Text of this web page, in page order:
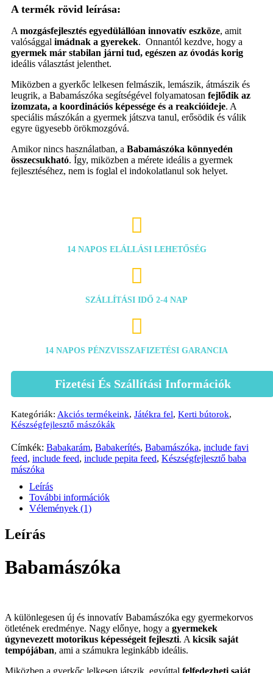
Amozgásfejlesztés egyedülállóan innovatív eszköze, amit
valósággal imádnak a gyerekek. Onnantól kezdve, hogy a
gyermek már stabilan járni tud, egészen az óvodás korig
ideális választást jelenthet.
Miközben a gyerkőc lelkesen felmászik, lemászik, átmászik és
leugrik, a Babamászóka segítségével folyamatosan fejlődik az
izomzata, a koordinációs képessége és a reakcióideje. A
speciális mászókán a gyermek játszva tanul, erősödik és válik
egyre ügyesebb örökmozgóvá.
Amikor nincs használatban, a Babamászóka könnyedén
összecsukható. Így, miközben a mérete ideális a gyermek
fejlesztéséhez, nem is foglal el indokolatlanul sok helyet.

14 NAPOS ELÁLLÁSI LEHETŐSÉG

SZÁLLÍTÁSI IDŐ 2-4 NAP

14 NAPOS PÉNZVISSZAFIZETÉSI GARANCIA
Fizetési És Szállítási Információk
Kategóriák: Akciós termékeink, Játékra fel, Kerti bútorok,
Készségfejlesztő mászókák
Címkék: Babakarám, Babakerítés, Babamászóka, include favi
feed, include feed, include pepita feed, Készségfejlesztő baba
mászóka
Leírás
További információk
Vélemények (1)
Leírás
Babamászóka
A különlegesen új és innovatív Babamászóka egy gyermekorvos
ötletének eredménye. Nagy előnye, hogy a gyermekek
úgynevezett motorikus képességeit fejleszti. A kicsik saját
tempójában, ami a számukra leginkább ideális.